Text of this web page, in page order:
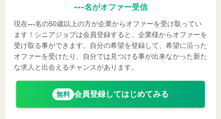
---名がオファー受信
現在---名の50歳以上の方が企業からオファーを受け取ってい
ます！シニアジョブは会員登録すると、企業様からオファーを
受け取る事ができます。自分の希望を登録して、希望に沿った
オファーを受けたり、自分では見つける事が出来なかった新た
な求人と出会えるチャンスがあります。
無料 会員登録してはじめてみる